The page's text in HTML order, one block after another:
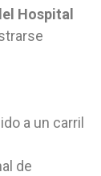
Hospital
a un carril
de